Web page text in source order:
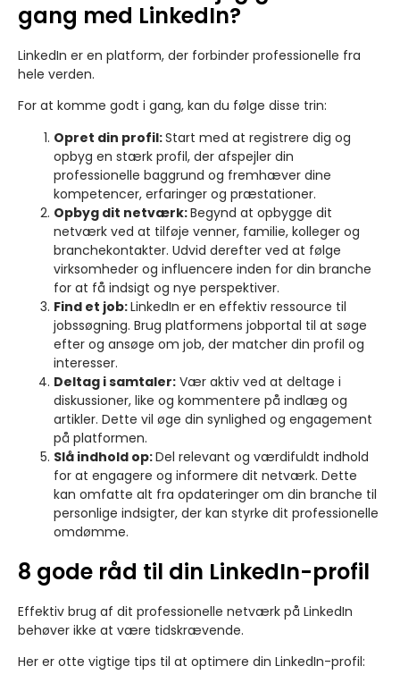
gang med LinkedIn?
LinkedIn er en platform, der forbinder professionelle fra
hele verden.
For at komme godt i gang, kan du følge disse trin:
Opret din profil:Start med at registrere dig og
opbyg en stærk profil, der afspejler din
professionelle baggrund og fremhæver dine
kompetencer, erfaringer og præstationer.
Opbyg dit netværk:Begynd at opbygge dit
netværk ved at tilføje venner, familie, kolleger og
branchekontakter. Udvid derefter ved at følge
virksomheder og influencere inden for din branche
for at få indsigt og nye perspektiver.
Find et job:LinkedIn er en effektiv ressource til
jobssøgning. Brug platformens jobportal til at søge
efter og ansøge om job, der matcher din profil og
interesser.
Deltag i samtaler: Vær aktiv ved at deltage i
diskussioner, like og kommentere på indlæg og
artikler. Dette vil øge din synlighed og engagement
på platformen.
Slå indhold op:Del relevant og værdifuldt indhold
for at engagere og informere dit netværk. Dette
kan omfatte alt fra opdateringer om din branche til
personlige indsigter, der kan styrke dit professionelle
omdømme.
8 gode råd til din LinkedIn-profil
Effektiv brug af dit professionelle netværk på LinkedIn
behøver ikke at være tidskrævende.
Her er otte vigtige tips til at optimere din LinkedIn-profil: